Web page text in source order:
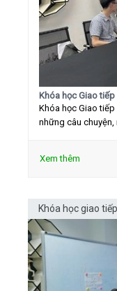
Khóa học Giao
Khóa học Giao
những câu chuyện,
Xem thêm
Khóa học giao